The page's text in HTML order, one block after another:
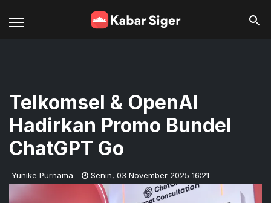
Telkomsel & OpenAI
Hadirkan Promo Bundel
ChatGPT Go
Yunike Purnama - Senin, 03 November 2025 16:21